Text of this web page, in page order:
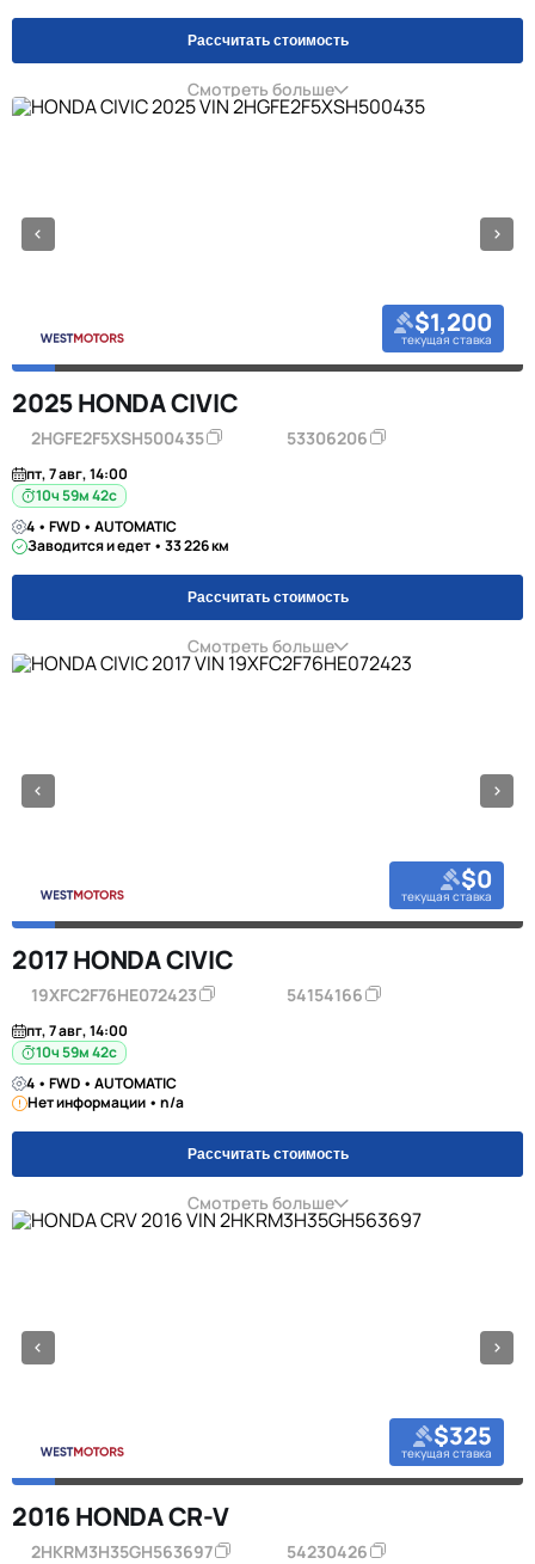
Рассчитать стоимость
Смотреть больше
$1,200
текущая ставка
2025 HONDA CIVIC
2HGFE2F5XSH500435 53306206
пт, 7 авг, 14:00
10ч 59м 42с
4 • FWD • AUTOMATIC
Заводится и едет • 33 226 км
Рассчитать стоимость
Смотреть больше
$0
текущая ставка
2017 HONDA CIVIC
19XFC2F76HE072423 54154166
пт, 7 авг, 14:00
10ч 59м 42с
4 • FWD • AUTOMATIC
Нет информации • n/a
Рассчитать стоимость
Смотреть больше
$325
текущая ставка
2016 HONDA CR-V
2HKRM3H35GH563697 54230426